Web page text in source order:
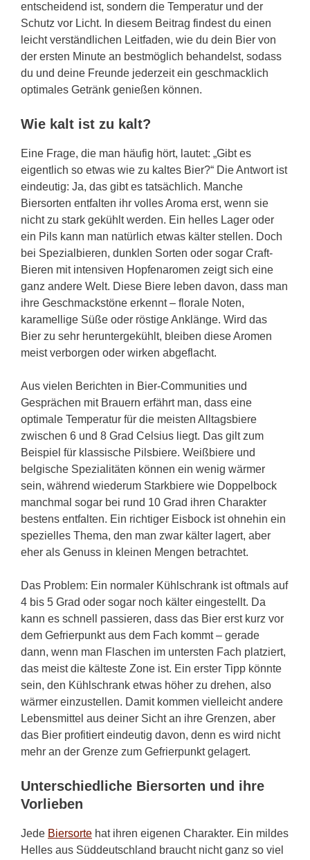
entscheidend ist, sondern die Temperatur und der
Schutz vor Licht. In diesem Beitrag findest du einen
leicht verständlichen Leitfaden, wie du dein Bier von
der ersten Minute an bestmöglich behandelst, sodass
du und deine Freunde jederzeit ein geschmacklich
optimales Getränk genießen können.
Wie kalt ist zu kalt?
Eine Frage, die man häufig hört, lautet: „Gibt es
eigentlich so etwas wie zu kaltes Bier?“ Die Antwort ist
eindeutig: Ja, das gibt es tatsächlich. Manche
Biersorten entfalten ihr volles Aroma erst, wenn sie
nicht zu stark gekühlt werden. Ein helles Lager oder
ein Pils kann man natürlich etwas kälter stellen. Doch
bei Spezialbieren, dunklen Sorten oder sogar Craft-
Bieren mit intensiven Hopfenaromen zeigt sich eine
ganz andere Welt. Diese Biere leben davon, dass man
ihre Geschmackstöne erkennt – florale Noten,
karamellige Süße oder röstige Anklänge. Wird das
Bier zu sehr heruntergekühlt, bleiben diese Aromen
meist verborgen oder wirken abgeflacht.
Aus vielen Berichten in Bier-Communities und
Gesprächen mit Brauern erfährt man, dass eine
optimale Temperatur für die meisten Alltagsbiere
zwischen 6 und 8 Grad Celsius liegt. Das gilt zum
Beispiel für klassische Pilsbiere. Weißbiere und
belgische Spezialitäten können ein wenig wärmer
sein, während wiederum Starkbiere wie Doppelbock
manchmal sogar bei rund 10 Grad ihren Charakter
bestens entfalten. Ein richtiger Eisbock ist ohnehin ein
spezielles Thema, den man zwar kälter lagert, aber
eher als Genuss in kleinen Mengen betrachtet.
Das Problem: Ein normaler Kühlschrank ist oftmals auf
4 bis 5 Grad oder sogar noch kälter eingestellt. Da
kann es schnell passieren, dass das Bier erst kurz vor
dem Gefrierpunkt aus dem Fach kommt – gerade
dann, wenn man Flaschen im untersten Fach platziert,
das meist die kälteste Zone ist. Ein erster Tipp könnte
sein, den Kühlschrank etwas höher zu drehen, also
wärmer einzustellen. Damit kommen vielleicht andere
Lebensmittel aus deiner Sicht an ihre Grenzen, aber
das Bier profitiert eindeutig davon, denn es wird nicht
mehr an der Grenze zum Gefrierpunkt gelagert.
Unterschiedliche Biersorten und ihre
Vorlieben
Jede Biersorte hat ihren eigenen Charakter. Ein mildes
Helles aus Süddeutschland braucht nicht ganz so viel